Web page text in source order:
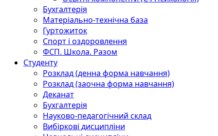
Бухгалтерія
Матеріально-технічна база
Гуртожиток
Спорт і оздоровлення
ФСП. Школа. Разом
Студенту
Розклад (денна форма навчання)
Розклад (заочна форма навчання)
Деканат
Бухгалтерія
Науково-педагогічний склад
Вибіркові дисципліни